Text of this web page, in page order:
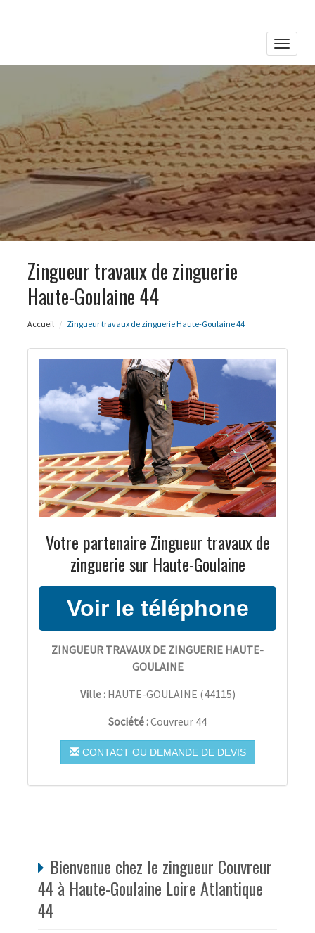
Toggle
Zingueur travaux de zinguerie
Haute-Goulaine 44
Accueil Zingueur travaux de zinguerie Haute-Goulaine 44
Votre partenaire Zingueur travaux de
zinguerie sur Haute-Goulaine
ZINGUEUR TRAVAUX DE ZINGUERIE HAUTE-
GOULAINE
Ville : HAUTE-GOULAINE (44115)
Société :Couvreur 44
CONTACT OU DEMANDE DE DEVIS
Bienvenue chez le zingueur Couvreur
44 à Haute-Goulaine Loire Atlantique
44